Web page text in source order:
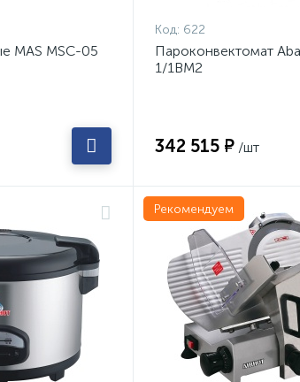
MAS MSC-05
Код: 622
Пароконвектомат
1/1ВМ2
342 515 ₽ /шт
Рекомендуем